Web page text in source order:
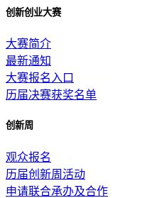
创新创业大赛
大赛简介
最新通知
大赛报名入口
历届决赛获奖名单
创新周
观众报名
历届创新周活动
申请联合承办及合作